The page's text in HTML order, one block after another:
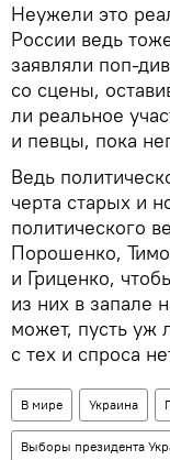
Неужели это
России ведь
заявляли поп-
со сцены,
ли реальное
и певцы, пока
Ведь
черта старых и
политического
Порошенко,
и Гриценко,
из них в запале
может, пусть уж
с тех и спроса
В мире Украина
Выборы президента